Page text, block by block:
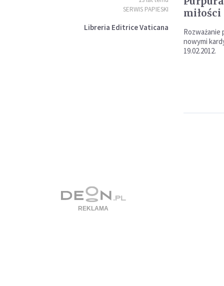
SERWIS PAPIESKI
Libreria Editrice Vaticana
miłości
Rozważanie
nowymi
19.02.2012.